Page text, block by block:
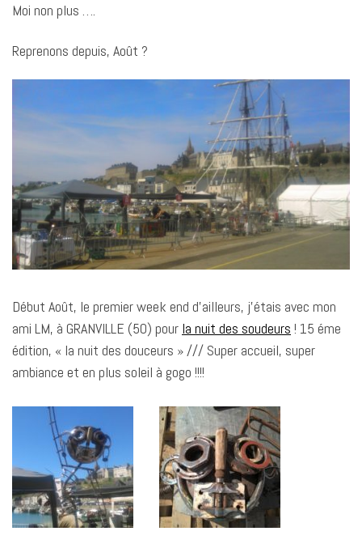
Moi non plus ….
Reprenons depuis, Août ?
Début Août, le premier week end d’ailleurs, j’étais avec mon
ami LM, à GRANVILLE (50) pour la nuit des soudeurs ! 15 éme
édition, « la nuit des douceurs » /// Super accueil, super
ambiance et en plus soleil à gogo !!!!